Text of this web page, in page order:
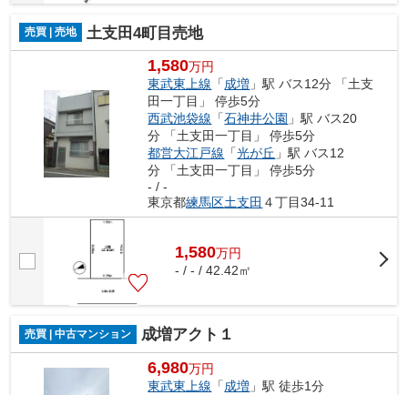
売買 | 売地 土支田4町目売地
1,580万円
東武東上線 「成増 」駅 バス12分 「土支
田一丁目」 停歩5分
西武池袋線 「石神井公園 」駅 バス20
分 「土支田一丁目」 停歩5分
都営大江戸線 「光が丘 」駅 バス12
分 「土支田一丁目」 停歩5分
- / -
東京都練馬区土支田 ４丁目34-11
1,580万円
- / - / 42.42㎡
売買 | 中古マンション 成増アクト１
6,980万円
東武東上線 「成増 」駅 徒歩1分